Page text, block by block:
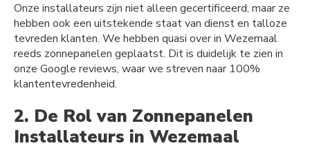
Onze installateurs zijn niet alleen gecertificeerd, maar ze
hebben ook een uitstekende staat van dienst en talloze
tevreden klanten. We hebben quasi over in Wezemaal
reeds zonnepanelen geplaatst. Dit is duidelijk te zien in
onze Google reviews, waar we streven naar 100%
klantentevredenheid.
2. De Rol van Zonnepanelen
Installateurs in Wezemaal